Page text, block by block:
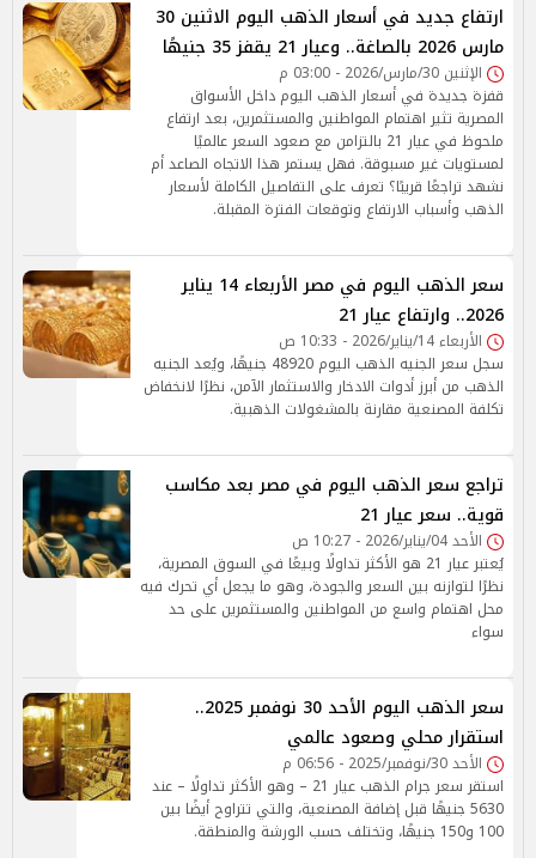
ارتفاع جديد في أسعار الذهب اليوم الاثنين 30
مارس 2026 بالصاغة.. وعيار 21 يقفز 35 جنيهًا
الإثنين 30/مارس/2026 - 03:00 م
قفزة جديدة في أسعار الذهب اليوم داخل الأسواق
المصرية تثير اهتمام المواطنين والمستثمرين، بعد ارتفاع
ملحوظ في عيار 21 بالتزامن مع صعود السعر عالميًا
لمستويات غير مسبوقة. فهل يستمر هذا الاتجاه الصاعد أم
نشهد تراجعًا قريبًا؟ تعرف على التفاصيل الكاملة لأسعار
الذهب وأسباب الارتفاع وتوقعات الفترة المقبلة.
سعر الذهب اليوم في مصر الأربعاء 14 يناير
2026.. وارتفاع عيار 21
الأربعاء 14/يناير/2026 - 10:33 ص
سجل سعر الجنيه الذهب اليوم 48920 جنيهًا، ويُعد الجنيه
الذهب من أبرز أدوات الادخار والاستثمار الآمن، نظرًا لانخفاض
تكلفة المصنعية مقارنة بالمشغولات الذهبية.
تراجع سعر الذهب اليوم في مصر بعد مكاسب
قوية.. سعر عيار 21
الأحد 04/يناير/2026 - 10:27 ص
يُعتبر عيار 21 هو الأكثر تداولًا وبيعًا في السوق المصرية،
نظرًا لتوازنه بين السعر والجودة، وهو ما يجعل أي تحرك فيه
محل اهتمام واسع من المواطنين والمستثمرين على حد
سواء
سعر الذهب اليوم الأحد 30 نوفمبر 2025..
استقرار محلي وصعود عالمي
الأحد 30/نوفمبر/2025 - 06:56 م
استقر سعر جرام الذهب عيار 21 – وهو الأكثر تداولًا – عند
5630 جنيهًا قبل إضافة المصنعية، والتي تتراوح أيضًا بين
100 و150 جنيهًا، وتختلف حسب الورشة والمنطقة.